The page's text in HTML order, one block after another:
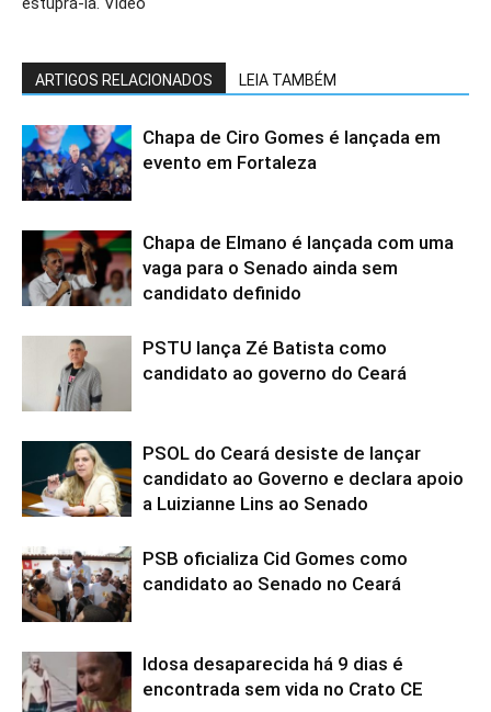
ARTIGOS RELACIONADOS LEIA TAMBÉM
Chapa de Ciro Gomes é lançada em
evento em Fortaleza
Chapa de Elmano é lançada com uma
vaga para o Senado ainda sem
candidato definido
PSTU lança Zé Batista como
candidato ao governo do Ceará
PSOL do Ceará desiste de lançar
candidato ao Governo e declara apoio
a Luizianne Lins ao Senado
PSB oficializa Cid Gomes como
candidato ao Senado no Ceará
Idosa desaparecida há 9 dias é
encontrada sem vida no Crato CE